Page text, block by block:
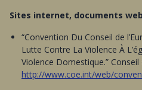
Sites internet, documents
“Convention Du Conseil de
Lutte Contre La Violence À
Violence Domestique.” Conseil
http://www.coe.int/web/